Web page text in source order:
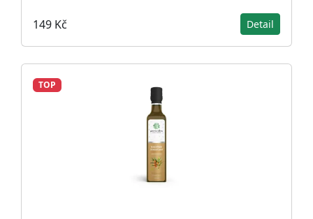
149 Kč Detail
TOP